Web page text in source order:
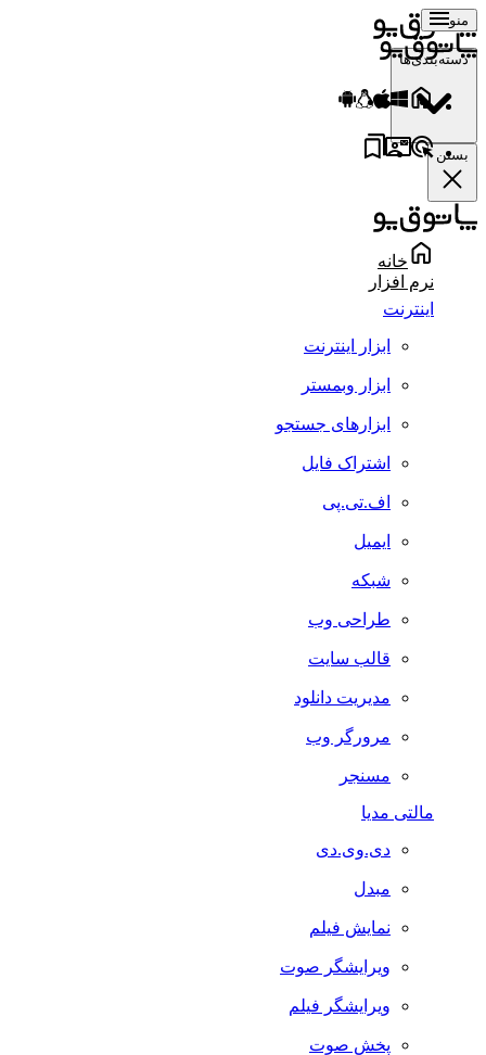
منو
دسته‌بندی‌ها
بستن
خانه
نرم افزار
اینترنت
ابزار اینترنت
ابزار وبمستر
ابزارهای جستجو
اشتراک فایل
اف.تی.پی
ایمیل
شبکه
طراحی وب
قالب سایت
مدیریت دانلود
مرورگر وب
مسنجر
مالتی مدیا
دی.وی.دی
مبدل
نمایش فیلم
ویرایشگر صوت
ویرایشگر فیلم
پخش صوت